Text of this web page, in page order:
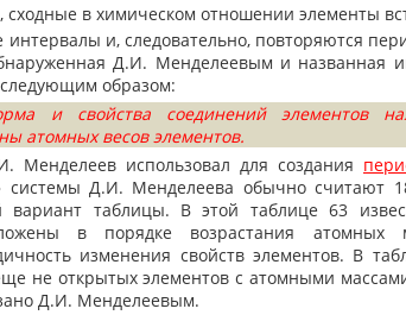
сходные в химическом отношении элементы
и, следовательно, повторяются
Д.И. Менделеевым и названная
образом:
и свойства соединений элементов
атомных весов элементов.
использовал для создания
системы Д.И. Менделеева обычно считают
вариант таблицы. В этой таблице 63
в порядке возрастания атомных
изменения свойств элементов. В
не открытых элементов с атомными
Д.И. Менделеевым.